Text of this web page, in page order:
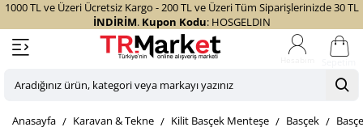
1000 TL ve Üzeri Ücretsiz Kargo - 200 TL ve Üzeri Tüm Siparişlerinizde 30 TL
İNDİRİM. Kupon Kodu: HOSGELDIN
Aradığınız
kategori
homeKaravan & Tekne Kilit Basçek Menteşe Basçek